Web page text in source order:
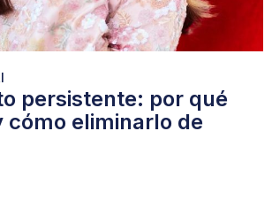
persistente: por qué
cómo eliminarlo de